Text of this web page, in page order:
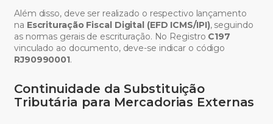
Além disso, deve ser realizado o respectivo lançamento
na Escrituração Fiscal Digital (EFD ICMS/IPI), seguindo
as normas gerais de escrituração. No Registro C197
vinculado ao documento, deve-se indicar o código
RJ90990001.
Continuidade da Substituição
Tributária para Mercadorias Externas